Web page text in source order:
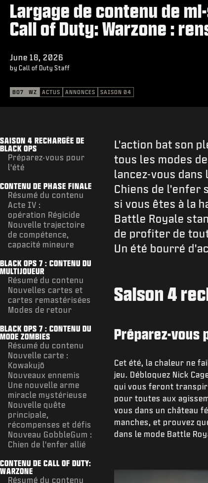
Largage de contenu de
Call of Duty: Warzone :
June 18, 2026
by Call of Duty Staff
BO7 WZ ACTUS ANNONCES SAISON 04
SAISON 4 RECHARGÉE DE
BLACK OPS
Préparez-vous pour
l'été
CONTENU DE PHASE FINALE
Résumé du contenu
Acte IV :
opération Régicide
Nouvelle trajectoire
de compétence,
capacité mineure
BLACK OPS 7 : CONTENU DU
MULTIJOUEUR
Résumé du contenu
Nouvelles cartes et
cartes remastérisées
Modes de retour
BLACK OPS 7 : CONTENU DU
MODE ZOMBIES
Résumé du contenu
Nouvelle carte :
Kowakujō
Nouveaux ennemis
Une nouvelle arme
miracle mystérieuse
Nouvelle quête
principale,
récompenses et défis
Nouveau GobbleGum :
Chien de l'enfer allié
CONTENU DE CALL OF DUTY:
WARZONE
Résumé du contenu
L'action bat son
tous les modes
lancez-vous
Chiens de l'enfer
si vous êtes à la
Battle Royale
de profiter de
Un été bourré
Saison 4
Préparez-vous
Cet été, la chaleur ne
jeu. Débloquez Nick
qui vous feront
pour toutes aux
vous dans un château
manches, et prouvez
dans le mode Battle